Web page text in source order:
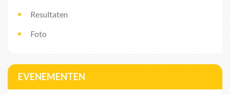
Resultaten
Foto
EVENEMENTEN